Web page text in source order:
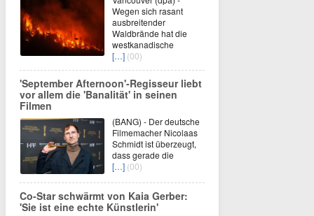
Wegen sich rasant
ausbreitender
Waldbrände hat die
westkanadische
[…] (00)
'September Afternoon'-Regisseur liebt
vor allem die 'Banalität' in seinen
Filmen
(BANG) - Der deutsche
Filmemacher Nicolaas
Schmidt ist überzeugt,
dass gerade die
[…] (00)
Co-Star schwärmt von Kaia Gerber:
'Sie ist eine echte Künstlerin'